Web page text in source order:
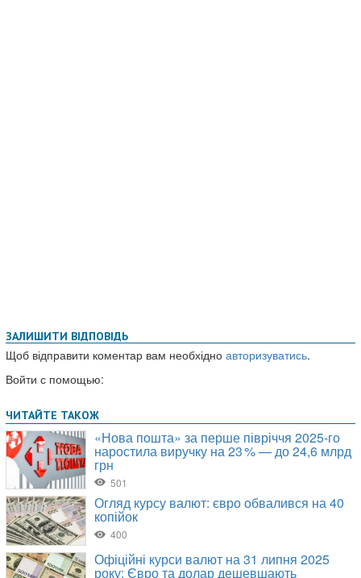
ЗАЛИШИТИ ВІДПОВІДЬ
Щоб відправити коментар вам необхідно авторизуватись.
Войти с помощью: